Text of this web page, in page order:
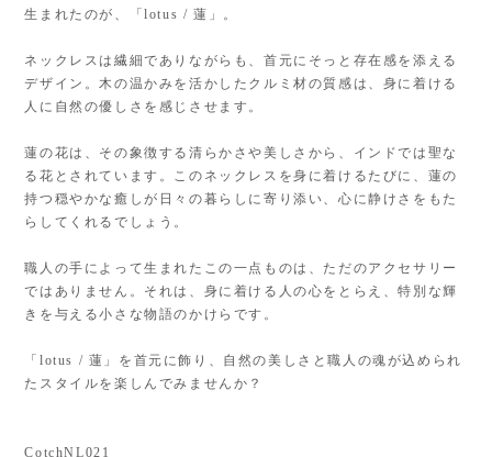
生まれたのが、「lotus / 蓮」。
ネックレスは繊細でありながらも、首元にそっと存在感を添える
デザイン。木の温かみを活かしたクルミ材の質感は、身に着ける
人に自然の優しさを感じさせます。
蓮の花は、その象徴する清らかさや美しさから、インドでは聖な
る花とされています。このネックレスを身に着けるたびに、蓮の
持つ穏やかな癒しが日々の暮らしに寄り添い、心に静けさをもた
らしてくれるでしょう。
職人の手によって生まれたこの一点ものは、ただのアクセサリー
ではありません。それは、身に着ける人の心をとらえ、特別な輝
きを与える小さな物語のかけらです。
「lotus / 蓮」を首元に飾り、自然の美しさと職人の魂が込められ
たスタイルを楽しんでみませんか？
CotchNL021